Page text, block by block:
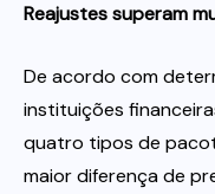
Reajustes superam
De acordo com
instituições
quatro tipos de
maior diferença de